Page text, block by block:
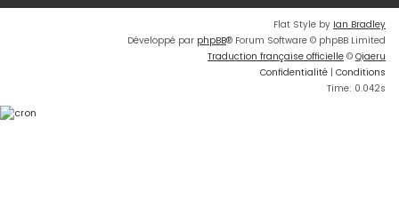
Flat Style by Ian Bradley
Développé par phpBB® Forum Software © phpBB Limited
Traduction française officielle © Qiaeru
Confidentialité | Conditions
Time: 0.042s